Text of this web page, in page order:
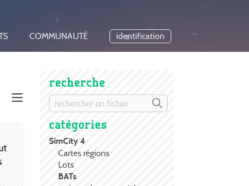
COMMUNAUTÉ identification
recherche
catégories
SimCity 4
Cartes régions
Lots
BATs